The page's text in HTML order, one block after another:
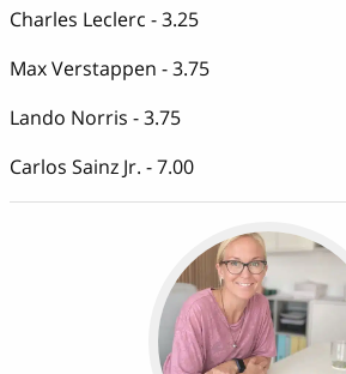
Charles Leclerc - 3.25
Max Verstappen - 3.75
Lando Norris - 3.75
Carlos Sainz Jr. - 7.00